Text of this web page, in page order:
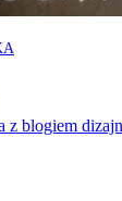
z blogiem